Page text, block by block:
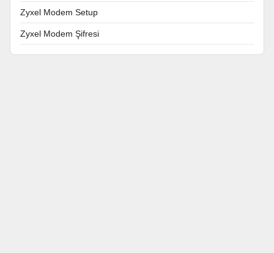
Zyxel Modem Setup
Zyxel Modem Şifresi